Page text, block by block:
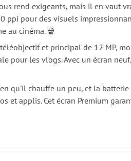
rend exigeants, mais il en vaut
pour des visuels
au cinéma. 🍿
et principal de 12 MP,
pour les vlogs. Avec un écran
qu'il chauffe un peu, et la
et applis. Cet écran Premium